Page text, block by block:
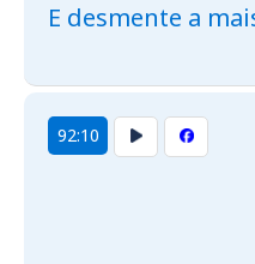
E desmente a
92:10